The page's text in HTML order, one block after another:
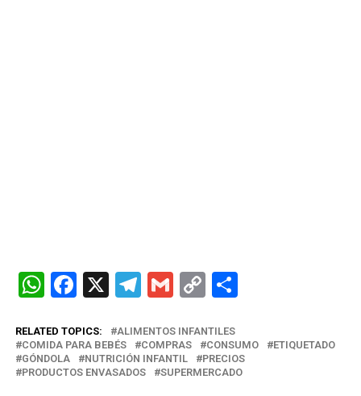
W
at
s
F
ce
b
X T
e
gr
G
ail
C
py
Li
C
m
p
RELATED TOPICS:
ALIMENTOS INFANTILES
COMIDA PARA BEBÉS
COMPRAS CONSUMO
ETIQUETADO
GÓNDOLA
NUTRICIÓN INFANTIL
PRECIOS
PRODUCTOS ENVASADOS
SUPERMERCADO